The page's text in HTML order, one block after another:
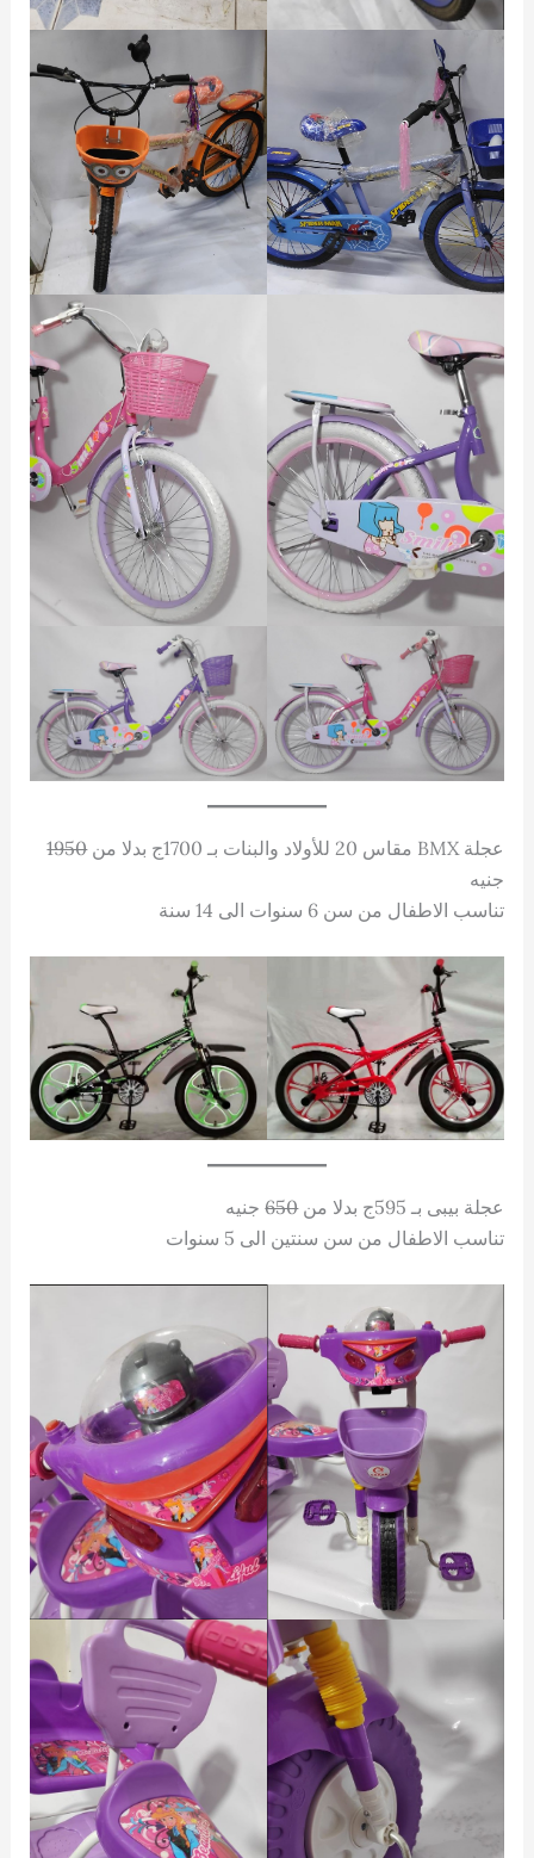
عجلة BMX مقاس 20 للأولاد والبنات بـ 1700ج بدلا من
1950
جنيه
تناسب الاطفال من سن 6 سنوات الى 14 سنة
عجلة بيبى بـ 595ج بدلا من 650جنيه
تناسب الاطفال من سن سنتين الى 5 سنوات